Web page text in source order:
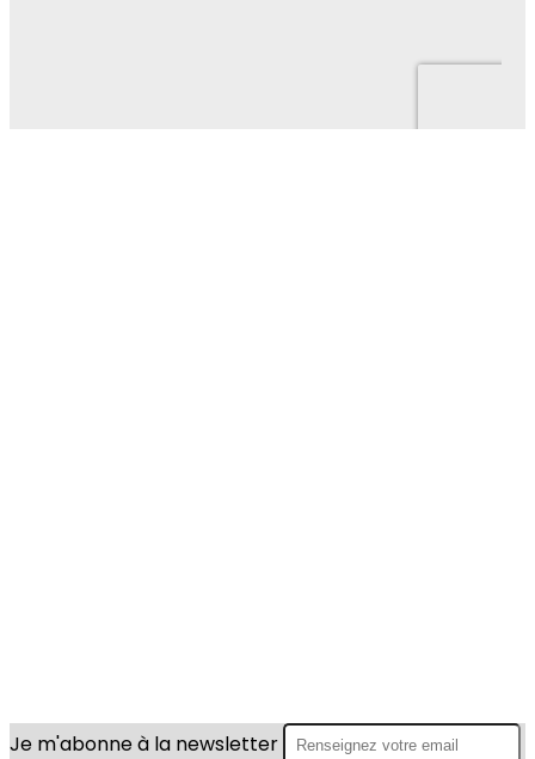
Je m'abonne à la newsletter